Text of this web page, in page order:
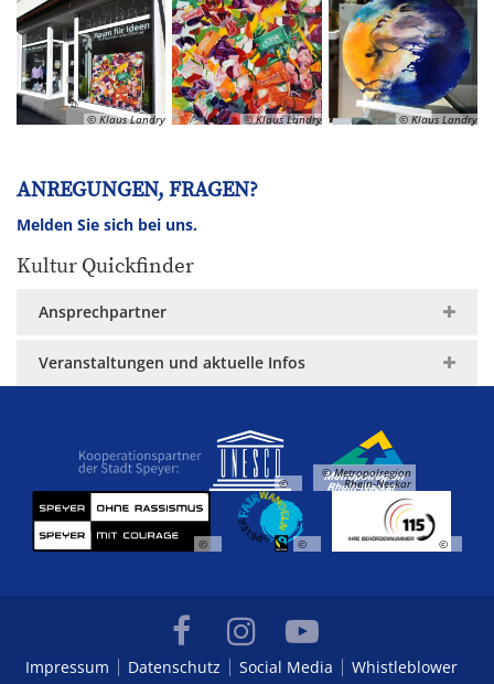
© Klaus Landry © Klaus Landry © Klaus Landry
ANREGUNGEN, FRAGEN?
Melden Sie sich bei uns.
Kultur Quickfinder
Ansprechpartner
Veranstaltungen und aktuelle Infos
©
© Metropolregion
Rhein-Neckar
© © ©
Impressum Datenschutz Social Media Whistleblower